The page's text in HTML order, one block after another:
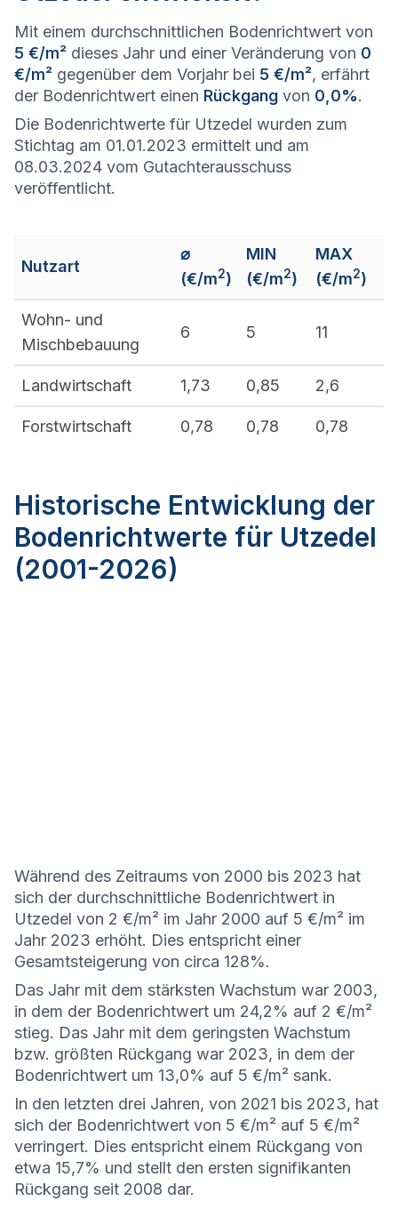
Mit einem durchschnittlichen Bodenrichtwert von
5 €/m² dieses Jahr und einer Veränderung von 0
€/m² gegenüber dem Vorjahr bei 5 €/m², erfährt
der Bodenrichtwert einen Rückgang von 0,0%.
Die Bodenrichtwerte für Utzedel wurden zum
Stichtag am 01.01.2023 ermittelt und am
08.03.2024 vom Gutachterausschuss
veröffentlicht.
Nutzart
⌀
(€/m2)
MIN
(€/m2)
MAX
(€/m2)
Wohn- und
Mischbebauung
6 5 11
Landwirtschaft 1,73 0,85 2,6
Forstwirtschaft 0,78 0,78 0,78
Historische Entwicklung der
Bodenrichtwerte für Utzedel
(2001-2026)
Während des Zeitraums von 2000 bis 2023 hat
sich der durchschnittliche Bodenrichtwert in
Utzedel von 2 €/m² im Jahr 2000 auf 5 €/m² im
Jahr 2023 erhöht. Dies entspricht einer
Gesamtsteigerung von circa 128%.
Das Jahr mit dem stärksten Wachstum war 2003,
in dem der Bodenrichtwert um 24,2% auf 2 €/m²
stieg. Das Jahr mit dem geringsten Wachstum
bzw. größten Rückgang war 2023, in dem der
Bodenrichtwert um 13,0% auf 5 €/m² sank.
In den letzten drei Jahren, von 2021 bis 2023, hat
sich der Bodenrichtwert von 5 €/m² auf 5 €/m²
verringert. Dies entspricht einem Rückgang von
etwa 15,7% und stellt den ersten signifikanten
Rückgang seit 2008 dar.